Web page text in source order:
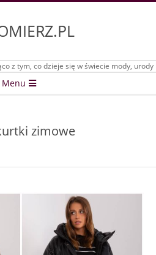
z tym, co dzieje się w świecie mody, urody
Menu
zimowe